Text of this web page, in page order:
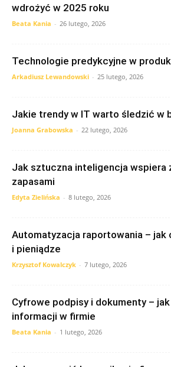
wdrożyć w 2025 roku
Beata Kania - 26 lutego, 2026
Technologie predykcyjne w
Arkadiusz Lewandowski - 25 lutego, 2026
Jakie trendy w IT warto śledzić w
Joanna Grabowska - 22 lutego, 2026
Jak sztuczna inteligencja wspiera
zapasami
Edyta Zielińska - 8 lutego, 2026
Automatyzacja raportowania – jak
i pieniądze
Krzysztof Kowalczyk - 7 lutego, 2026
Cyfrowe podpisy i dokumenty –
informacji w firmie
Beata Kania - 1 lutego, 2026